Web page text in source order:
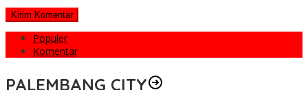
Populer
Komentar
PALEMBANG CITY